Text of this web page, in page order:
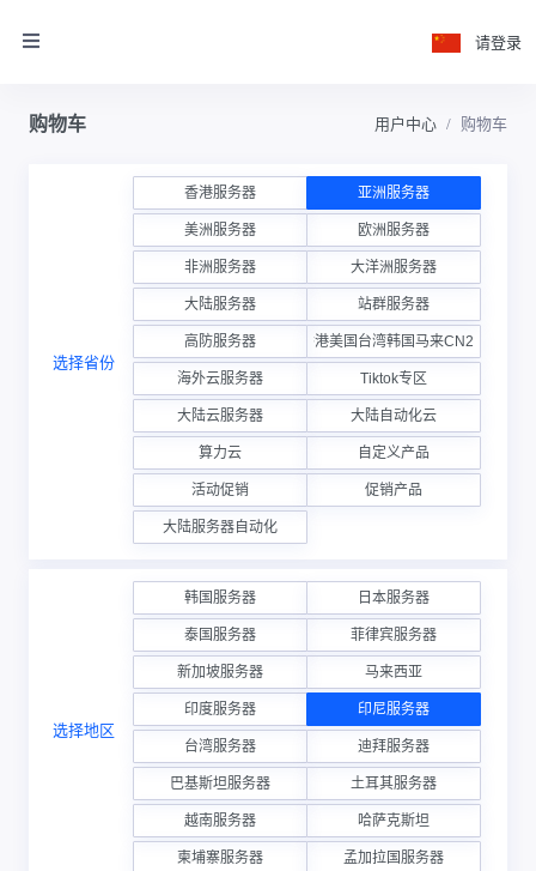
请登录
购物车 用户中心 购物车
选择省份
香港服务器 亚洲服务器
美洲服务器 欧洲服务器
非洲服务器 大洋洲服务器
大陆服务器 站群服务器
高防服务器 香港美国台湾韩国马来CN2云
海外云服务器 Tiktok专区
大陆云服务器 大陆自动化云
算力云 自定义产品
活动促销 促销产品
大陆服务器自动化
选择地区
韩国服务器 日本服务器
泰国服务器 菲律宾服务器
新加坡服务器 马来西亚
印度服务器 印尼服务器
台湾服务器 迪拜服务器
巴基斯坦服务器 土耳其服务器
越南服务器 哈萨克斯坦
柬埔寨服务器 孟加拉国服务器